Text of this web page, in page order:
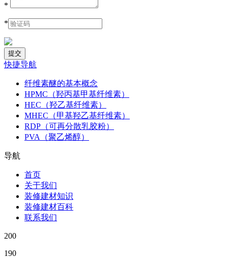
*
*
快捷导航
纤维素醚的基本概念
HPMC（羟丙基甲基纤维素）
HEC（羟乙基纤维素）
MHEC（甲基羟乙基纤维素）
RDP（可再分散乳胶粉）
PVA（聚乙烯醇）
导航
首页
关于我们
装修建材知识
装修建材百科
联系我们
200
190